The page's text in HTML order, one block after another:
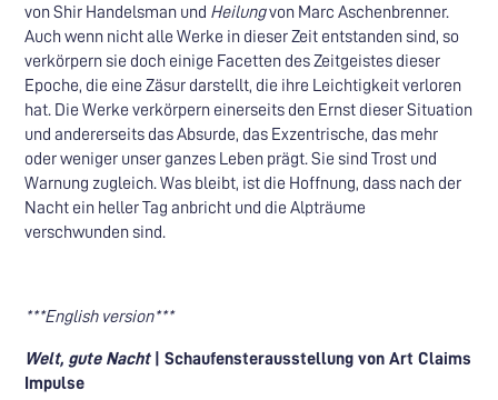
von Shir Handelsman und Heilungvon Marc Aschenbrenner.
Auch wenn nicht alle Werke in dieser Zeit entstanden sind, so
verkörpern sie doch einige Facetten des Zeitgeistes dieser
Epoche, die eine Zäsur darstellt, die ihre Leichtigkeit verloren
hat. Die Werke verkörpern einerseits den Ernst dieser Situation
und andererseits das Absurde, das Exzentrische, das mehr
oder weniger unser ganzes Leben prägt. Sie sind Trost und
Warnung zugleich. Was bleibt, ist die Hoffnung, dass nach der
Nacht ein heller Tag anbricht und die Alpträume
verschwunden sind.
***English version***
Welt, gute Nacht
| Schaufensterausstellung von Art Claims
Impulse